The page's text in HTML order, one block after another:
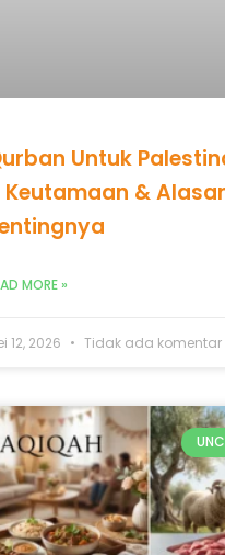
Untuk
Keutamaan &
MORE »
12, 2026 Tidak ada komentar